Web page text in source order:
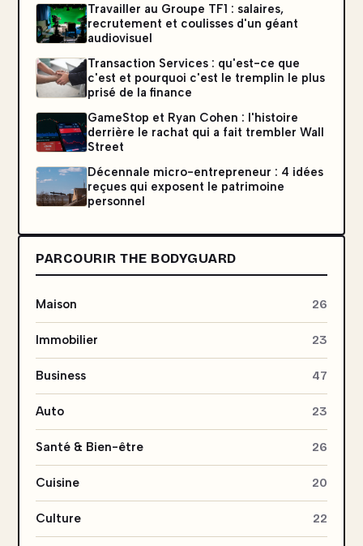
Travailler au Groupe TF1 : salaires,
recrutement et coulisses d'un géant
audiovisuel
Transaction Services : qu'est-ce que
c'est et pourquoi c'est le tremplin le plus
prisé de la finance
GameStop et Ryan Cohen : l'histoire
derrière le rachat qui a fait trembler Wall
Street
Décennale micro-entrepreneur : 4 idées
reçues qui exposent le patrimoine
personnel
PARCOURIR THE BODYGUARD
Maison 26
Immobilier 23
Business 47
Auto 23
Santé & Bien-être 26
Cuisine 20
Culture 22